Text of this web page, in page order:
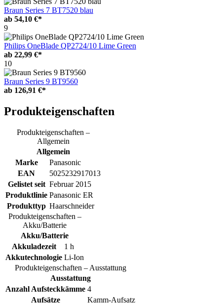
Braun Series 7 BT7520 blau
ab 54,10 €*
9
Philips OneBlade QP2724/10 Lime Green
ab 22,99 €*
10
Braun Series 9 BT9560
ab 126,91 €*
Produkteigenschaften
Produkteigenschaften –
Allgemein
Allgemein
Marke
Panasonic
EAN
5025232917013
Gelistet seit Februar 2015
Produktlinie Panasonic ER
Produkttyp Haarschneider
Produkteigenschaften –
Akku/Batterie
Akku/Batterie
Akkuladezeit
1 h
Akkutechnologie Li-Ion
Produkteigenschaften – Ausstattung
Ausstattung
Anzahl Aufsteckkämme 4
Aufsätze
Kamm-Aufsatz